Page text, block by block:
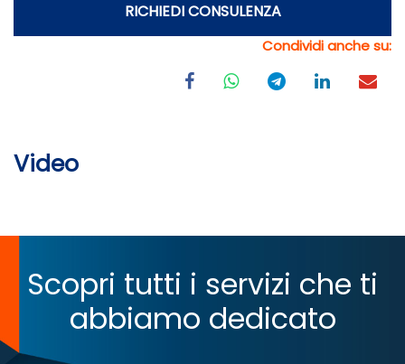
RICHIEDI CONSULENZA
Condividi anche su:
Video
Scopri tutti i servizi che ti
abbiamo dedicato